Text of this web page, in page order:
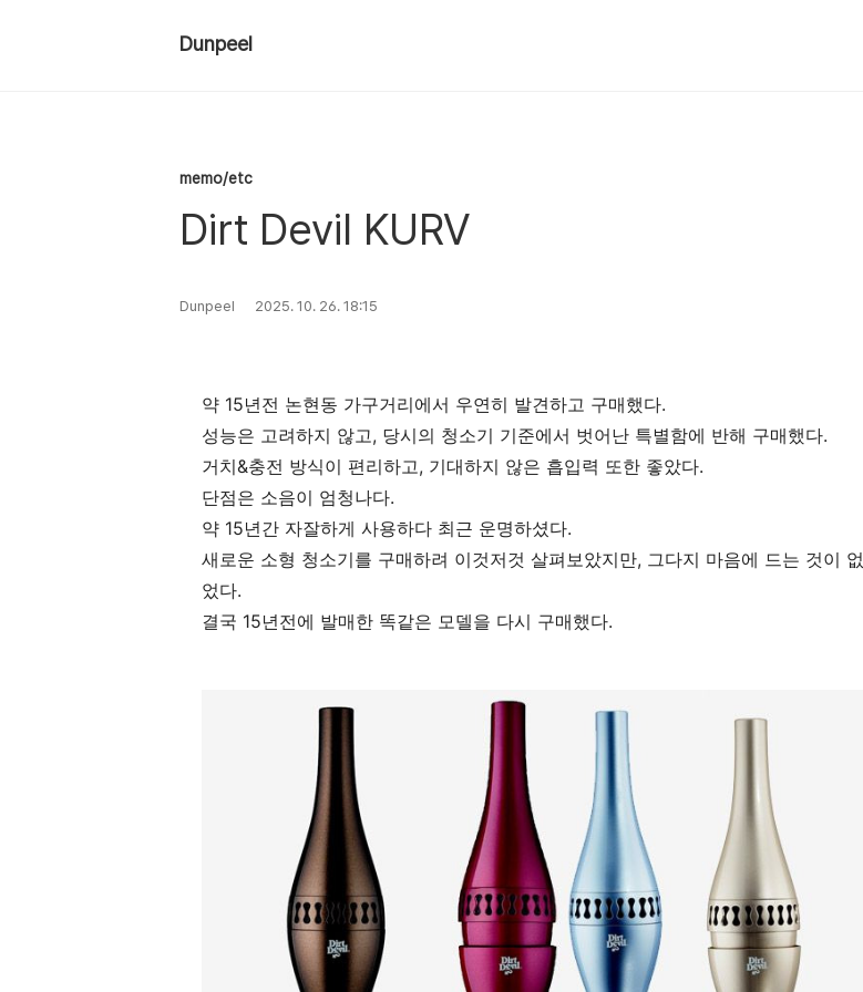
Dunpeel
memo/etc
Dirt Devil KURV
Dunpeel 2025. 10. 26. 18:15
약 15년전 논현동 가구거리에서 우연히 발견하고 구매했다.
성능은 고려하지 않고, 당시의 청소기 기준에서 벗어난 특별함에 반해 구매했다.
거치&충전 방식이 편리하고, 기대하지 않은 흡입력 또한 좋았다.
단점은 소음이 엄청나다.
약 15년간 자잘하게 사용하다 최근 운명하셨다.
새로운 소형 청소기를 구매하려 이것저것 살펴보았지만, 그다지 마음에 드는 것이 없
었다.
결국 15년전에 발매한 똑같은 모델을 다시 구매했다.